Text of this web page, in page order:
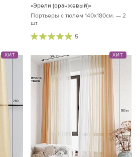
«Эрели (оранжевый)»
Портьеры с тюлем 140х180см. — 2
шт.
5
ХИТ ХИТ